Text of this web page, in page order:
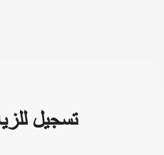
تسجيل